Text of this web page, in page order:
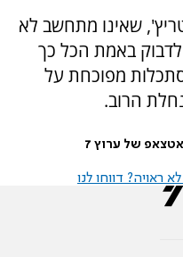
שאינו מתחשב לא
באמת הכל כך
מפוכחת על
הרוב.
של ערוץ 7
ראויה? דווחו לנו